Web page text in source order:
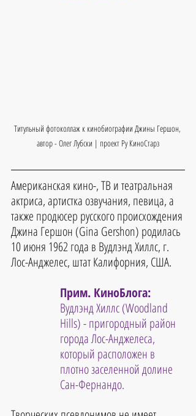
Титульный фотоколлаж к кинобиографии Джины Гершон,
автор - Олег Лубски | проект Ру КиноСтарз
Американская кино-, ТВ и театральная
актриса, артистка озвучания, певица, а
также продюсер русского происхождения
Джина Гершон (Gina Gershon) родилась
10 июня 1962 года в Вудлэнд Хиллс, г.
Лос-Анджелес, штат Калифорния, США.
Прим. КиноБлога:
Вудлэнд Хиллс (Woodland
Hills) - пригородный район
города Лос-Анджелеса,
который расположен в
плотно заселенной долине
Сан-Фернандо.